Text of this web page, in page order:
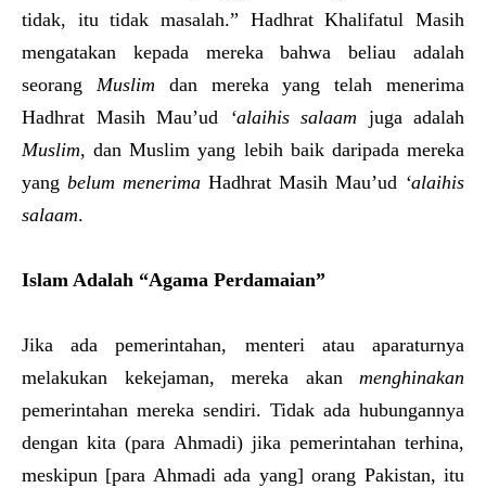
tidak, itu tidak masalah.” Hadhrat Khalifatul Masih
mengatakan kepada mereka bahwa beliau adalah
seorang Muslim dan mereka yang telah menerima
Hadhrat Masih Mau’ud
‘alaihis salaam juga adalah
Muslim, dan Muslim yang lebih baik daripada mereka
yang belum menerima Hadhrat Masih Mau’ud ‘alaihis
salaam.
Islam Adalah “Agama Perdamaian”
Jika ada pemerintahan, menteri atau aparaturnya
melakukan kekejaman, mereka akan menghinakan
pemerintahan mereka sendiri. Tidak ada hubungannya
dengan kita (para Ahmadi) jika pemerintahan terhina,
meskipun [para Ahmadi ada yang] orang Pakistan, itu